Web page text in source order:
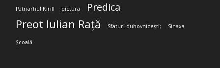
Patriarhul Kirill pictura Predica
Preot Iulian Rață Sfaturi duhovnicești; Sinaxa
Școală